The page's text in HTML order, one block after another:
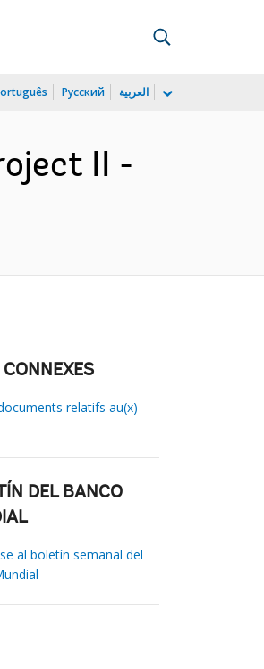
Русский العربية
II -
relatifs au(x)
DEL BANCO
al boletín semanal del